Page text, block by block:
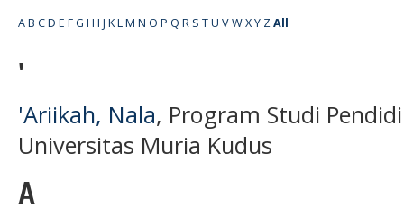
AB CD E FG H I J KLM N O P Q R S TU VWXY ZAll
'
'Ariikah, Nala, Program Studi
Universitas Muria Kudus
A